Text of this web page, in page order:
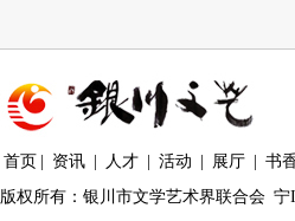
首页 资讯 人才 活动 展厅 书
版权所有：银川市文学艺术界联合会 宁